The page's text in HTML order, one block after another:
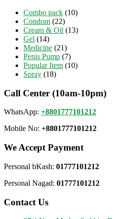
Combo pack (10)
Condom (22)
Cream & Oil (13)
Gel (14)
Medicine (21)
Penis Pump (7)
Popular Item (10)
Spray (18)
Call Center (10am-10pm)
WhatsApp: +8801777101212
Mobile No: +8801777101212
We Accept Payment
Personal bKash: 01777101212
Personal Nagad: 01777101212
Contact Us